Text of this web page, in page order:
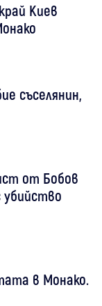
Киев
съселянин,
от Бобов
убийство
в Монако.